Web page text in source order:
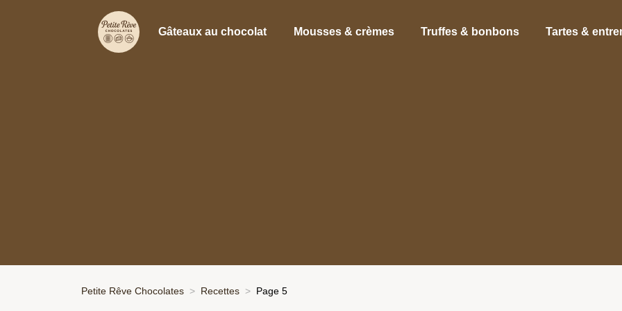
Gâteaux au chocolat Mousses & crèmes Truffes & bonbons Tartes &
Petite Rêve Chocolates Recettes Page 5